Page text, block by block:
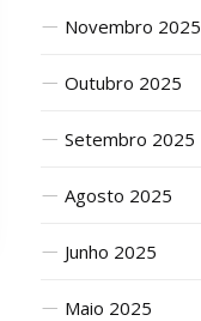
Novembro 2025
Outubro 2025
Setembro 2025
Agosto 2025
Junho 2025
Maio 2025